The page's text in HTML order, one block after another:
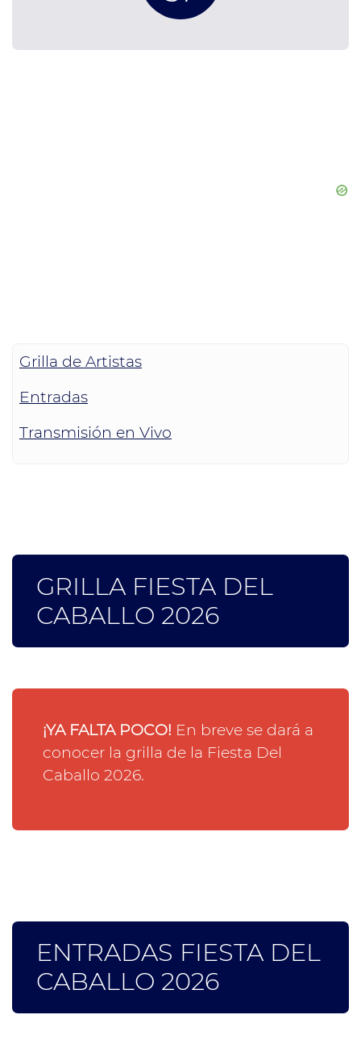
Grilla de Artistas
Entradas
Transmisión en Vivo
GRILLA FIESTA DEL
CABALLO 2026
¡YA FALTA POCO! En breve se dará a
conocer la grilla de la Fiesta Del
Caballo 2026.
ENTRADAS FIESTA DEL
CABALLO 2026